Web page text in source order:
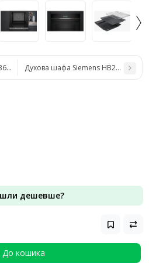
Духова шафа Siemens HB272GEB3
дешевше?
До кошика